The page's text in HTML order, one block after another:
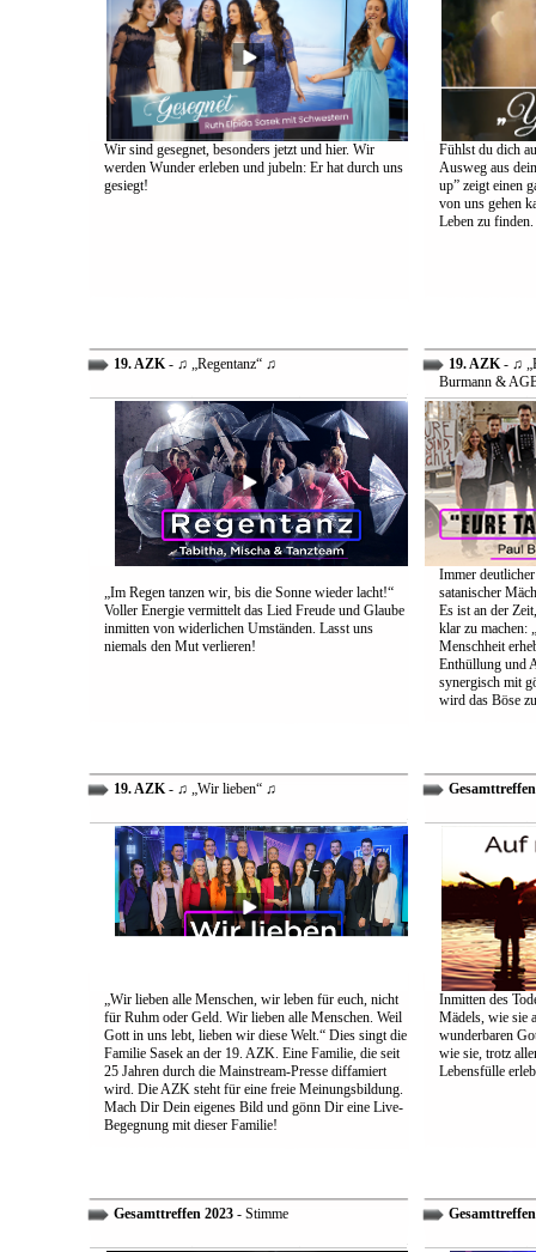
Wir sind gesegnet, besonders jetzt und hier. Wir
werden Wunder erleben und jubeln: Er hat durch uns
gesiegt!
Fühlst du dich
Ausweg aus
up” zeigt einen
von uns gehen
Leben zu finden.
19. AZK- ♫ „Regentanz“ ♫
„Im Regen tanzen wir, bis die Sonne wieder lacht!“
Voller Energie vermittelt das Lied Freude und Glaube
inmitten von widerlichen Umständen. Lasst uns
niemals den Mut verlieren!
19. AZK- ♫
Burmann &
Immer
satanischer
Es ist an der
klar zu machen:
Menschheit
Enthüllung und
synergisch mit
wird das Böse
19. AZK- ♫ „Wir lieben“ ♫
„Wir lieben alle Menschen, wir leben für euch, nicht
für Ruhm oder Geld. Wir lieben alle Menschen. Weil
Gott in uns lebt, lieben wir diese Welt.“ Dies singt die
Familie Sasek an der 19. AZK. Eine Familie, die seit
25 Jahren durch die Mainstream-Presse diffamiert
wird. Die AZK steht für eine freie Meinungsbildung.
Mach Dir Dein eigenes Bild und gönn Dir eine Live-
Begegnung mit dieser Familie!
Inmitten des
Mädels, wie sie
wunderbaren
wie sie, trotz
Lebensfülle
Gesamttreffen 2023- Stimme